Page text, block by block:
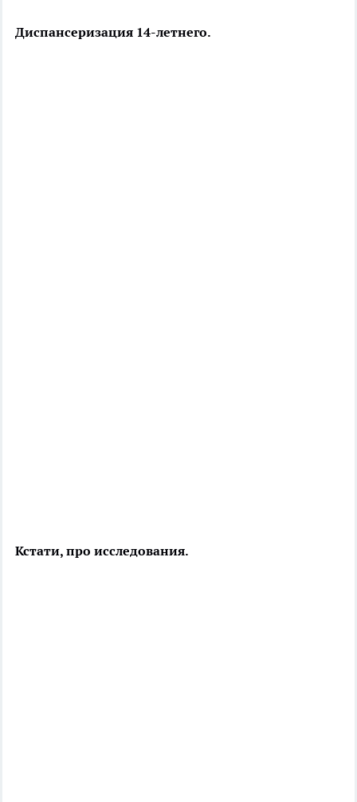
Диспансеризация 14-летнего.
Кстати, про исследования.